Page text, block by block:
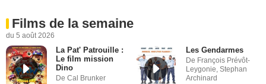
Films de la semaine
du 5 août 2026
La Pat' Patrouille :
Le film mission
Dino
De Cal Brunker
Les Gendarmes
De François Prévôt-
Leygonie, Stephan
Archinard